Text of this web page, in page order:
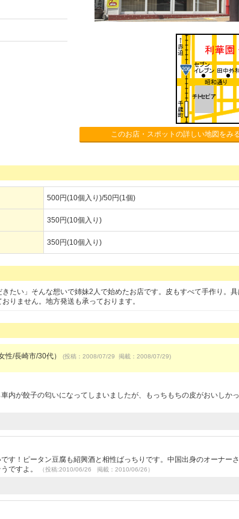
このお店・スポットの詳しい地図をみ
500円(10個入り)/50円(1個)
350円(10個入り)
350円(10個入り)
たい」そんな想いで姉妹2人で始めたお店です。皮もすべて手作り。
りません。地方発送も承っております。
性/長崎市/30代） (投稿：2008/07/29 掲載：2008/07/29)
内が餃子の匂いになってしまいましたが、もっちもちの皮がおいしか
す！ピータン豆腐も紹興酒と相性ばっちりです。中国出身のオーナー
ですよ。
（投稿:2010/06/26 掲載：2010/06/26）